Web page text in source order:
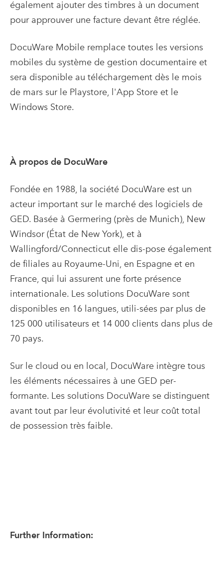
également ajouter des timbres à un document
pour approuver une facture devant être réglée.
DocuWare Mobile remplace toutes les versions
mobiles du système de gestion documentaire et
sera disponible au téléchargement dès le mois
de mars sur le Playstore, l'App Store et le
Windows Store.
À propos de DocuWare
Fondée en 1988, la société DocuWare est un
acteur important sur le marché des logiciels de
GED. Basée à Germering (près de Munich), New
Windsor (État de New York), et à
Wallingford/Connecticut elle dis-pose également
de filiales au Royaume-Uni, en Espagne et en
France, qui lui assurent une forte présence
internationale. Les solutions DocuWare sont
disponibles en 16 langues, utili-sées par plus de
125 000 utilisateurs et 14 000 clients dans plus de
70 pays.
Sur le cloud ou en local, DocuWare intègre tous
les éléments nécessaires à une GED per-
formante. Les solutions DocuWare se distinguent
avant tout par leur évolutivité et leur coût total
de possession très faible.
Further Information: